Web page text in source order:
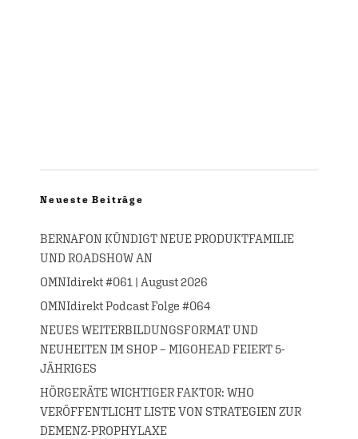
Neueste Beiträge
BERNAFON KÜNDIGT NEUE PRODUKTFAMILIE
UND ROADSHOW AN
OMNIdirekt #061 | August 2026
OMNIdirekt Podcast Folge #064
NEUES WEITERBILDUNGSFORMAT UND
NEUHEITEN IM SHOP – MIGOHEAD FEIERT 5-
JÄHRIGES
HÖRGERÄTE WICHTIGER FAKTOR: WHO
VERÖFFENTLICHT LISTE VON STRATEGIEN ZUR
DEMENZ-PROPHYLAXE